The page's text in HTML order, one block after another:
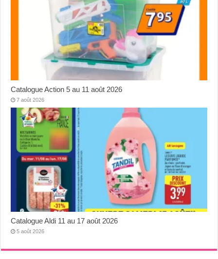
Catalogue Action 5 au 11 août 2026
7 août 2026
Catalogue Aldi 11 au 17 août 2026
5 août 2026